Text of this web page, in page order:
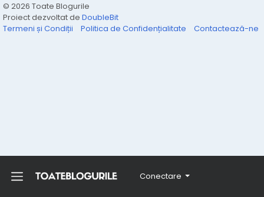
Conectare
© 2026 Toate Blogurile
Proiect dezvoltat de DoubleBit
Termeni și Condiții
Politica de Confidențialitate Contactează-ne